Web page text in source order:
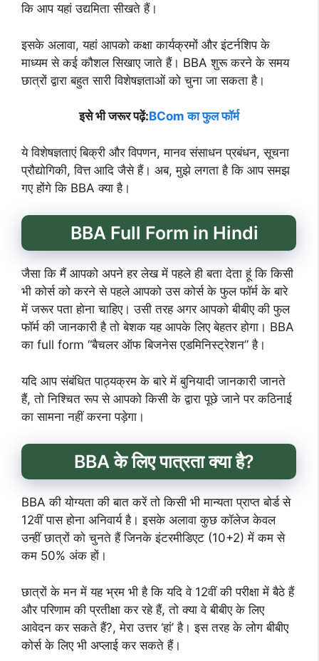
कि आप यहां उद्यमिता सीखते हैं।
इसके अलावा, यहां आपको कक्षा कार्यक्रमों और इंटर्नशिप के
माध्यम से कई कौशल सिखाए जाते हैं। BBA शुरू करने के समय
छात्रों द्वारा बहुत सारी विशेषज्ञताओं को चुना जा सकता है।
इसे भी जरूर पढ़ें:BCom का फुल फॉर्म
ये विशेषज्ञताएं बिक्री और विपणन, मानव संसाधन प्रबंधन, सूचना
प्रौद्योगिकी, वित्त आदि जैसे हैं। अब, मुझे लगता है कि आप समझ
गए होंगे कि BBA क्या है।
BBA Full Form in Hindi
जैसा कि मैं आपको अपने हर लेख में पहले ही बता देता हूं कि किसी
भी कोर्स को करने से पहले आपको उस कोर्स के फुल फॉर्म के बारे
में जरूर पता होना चाहिए। उसी तरह अगर आपको बीबीए की फुल
फॉर्म की जानकारी है तो बेशक यह आपके लिए बेहतर होगा। BBA
का full form “बैचलर ऑफ बिजनेस एडमिनिस्ट्रेशन” है।
यदि आप संबंधित पाठ्यक्रम के बारे में बुनियादी जानकारी जानते
हैं, तो निश्चित रूप से आपको किसी के द्वारा पूछे जाने पर कठिनाई
का सामना नहीं करना पड़ेगा।
BBA के लिए पात्रता क्या है?
BBA की योग्यता की बात करें तो किसी भी मान्यता प्राप्त बोर्ड से
12वीं पास होना अनिवार्य है। इसके अलावा कुछ कॉलेज केवल
उन्हीं छात्रों को चुनते हैं जिनके इंटरमीडिएट (10+2) में कम से
कम 50% अंक हों।
छात्रों के मन में यह भ्रम भी है कि यदि वे 12वीं की परीक्षा में बैठे हैं
और परिणाम की प्रतीक्षा कर रहे हैं, तो क्या वे बीबीए के लिए
आवेदन कर सकते हैं?, मेरा उत्तर ‘हां’ है। इस तरह के लोग बीबीए
कोर्स के लिए भी अप्लाई कर सकते हैं।